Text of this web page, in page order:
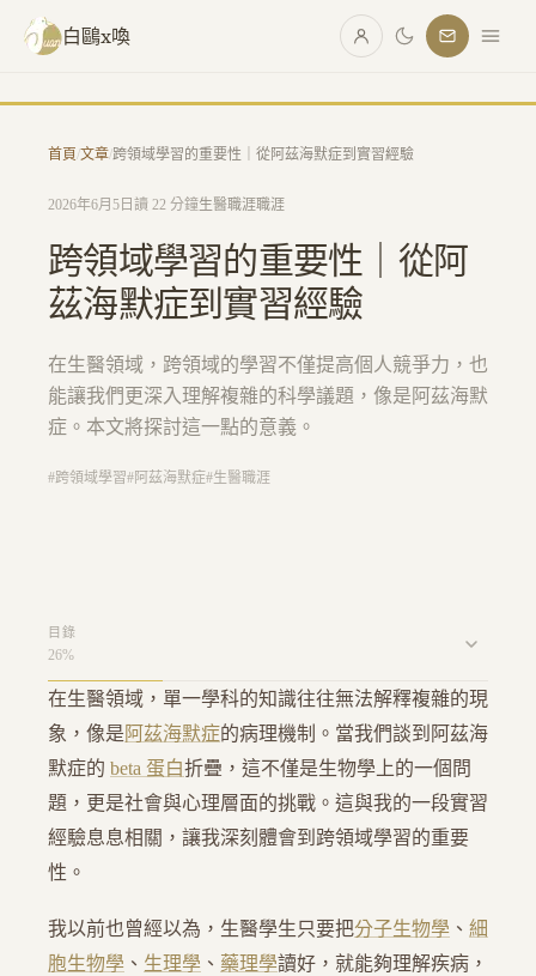
跳至主要內容
白鷗x喚
首頁/文章/跨領域學習的重要性｜從阿茲海默症到實習經驗
2026年6月5日 讀 22 分鐘生醫職涯職涯
跨領域學習的重要性｜從阿
茲海默症到實習經驗
在生醫領域，跨領域的學習不僅提高個人競爭力，也
能讓我們更深入理解複雜的科學議題，像是阿茲海默
症。本文將探討這一點的意義。
#跨領域學習#阿茲海默症#生醫職涯
在生醫領域，單一學科的知識往往無法解釋複雜的現
象，像是 阿茲海默症的病理機制。當我們談到阿茲海
默症的 beta 蛋白折疊，這不僅是生物學上的一個問
題，更是社會與心理層面的挑戰。這與我的一段實習
經驗息息相關，讓我深刻體會到跨領域學習的重要
性。
我以前也曾經以為，生醫學生只要把分子生物學 、 細
胞生物學 、 生理學 、 藥理學讀好，就能夠理解疾病，
目錄
26%